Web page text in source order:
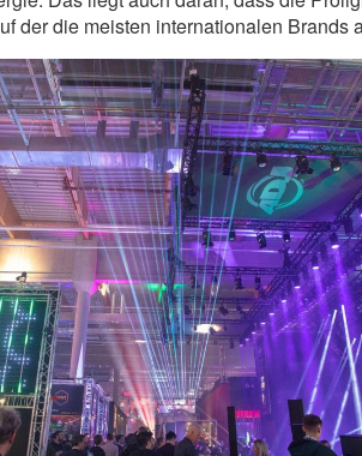
der die meisten internationalen Brands